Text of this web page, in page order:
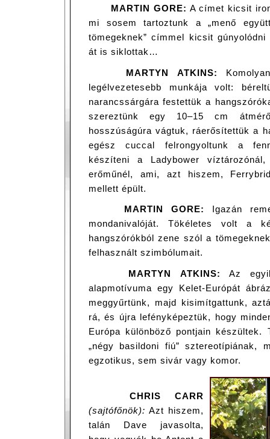
MARTIN GORE: A címet kicsit
mi sosem tartoztunk a „menő
tömegeknek” címmel kicsit
át is siklottak…
MARTYN ATKINS:
legélvezetesebb munkája volt:
narancssárgára festettük a
szereztünk egy 10–15 cm
hosszúságúra vágtuk, ráerősítettük a
egész cuccal felrongyoltunk a
készíteni a Ladybower
erőműnél, ami, azt hiszem,
mellett épült.
MARTIN GORE:
Igazán
mondanivalóját. Tökéletes volt a
hangszórókból zene szól a
felhasznált szimbólumait.
MARTYN ATKINS: Az
alapmotívuma egy Kelet-Európát
meggyűrtünk, majd kisimítgattunk,
rá, és újra lefényképeztük, hogy
Európa különböző pontjain készültek.
„négy basildoni fiú” sztereotípiának,
egzotikus, sem sivár vagy komor.
CHRIS CARR
(sajtófőnök): Azt hiszem,
talán Dave javasolta,